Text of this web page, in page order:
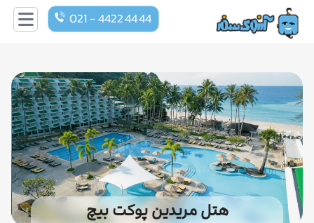
021 - 4422 44 44
هتل مریدین پوکت بیچ